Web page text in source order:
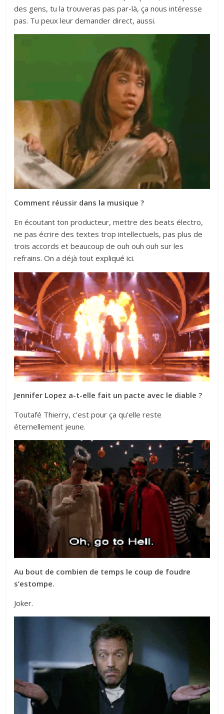
des gens, tu la trouveras pas par-là, ça nous intéresse
pas. Tu peux leur demander direct, aussi.
Comment réussir dans la musique ?
En écoutant ton producteur, mettre des beats électro,
ne pas écrire des textes trop intellectuels, pas plus de
trois accords et beaucoup de ouh ouh ouh sur les
refrains. On a déjàtout expliqué ici.
Jennifer Lopez a-t-elle fait un pacte avec le diable ?
Toutafé Thierry, c’est pour ça qu’elle reste
éternellement jeune.
Au bout de combien de temps le coup de foudre
s’estompe.
Joker.